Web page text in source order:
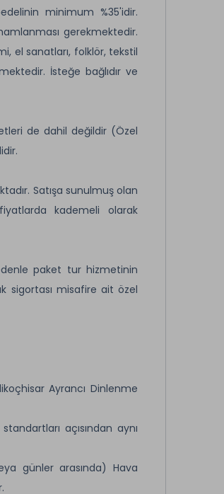
minimum %35'idir.
gerekmektedir.
el sanatları, folklör, tekstil
İsteğe bağlıdır ve
de dahil değildir (Özel
Satışa sunulmuş olan
kademeli olarak
paket tur hizmetinin
sigortası misafire ait özel
Ayrancı Dinlenme
açısından aynı
günler arasında) Hava